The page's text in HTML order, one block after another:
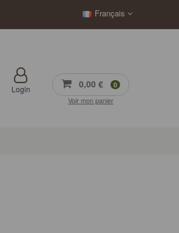
Français
0,00 € 0
Voir mon panier
Login